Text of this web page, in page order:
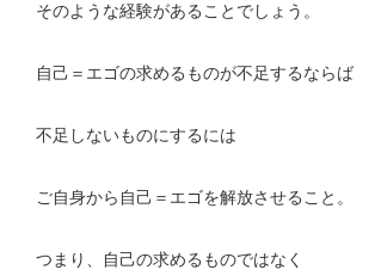
そのような経験があることでしょう。
自己＝エゴの求めるものが不足するならば
不足しないものにするには
ご自身から自己＝エゴを解放させること。
つまり、自己の求めるものではなく